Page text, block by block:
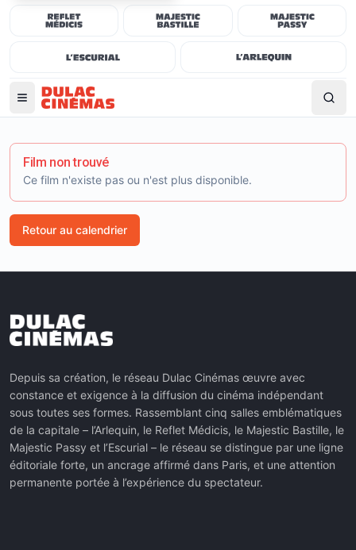
Film non trouvé
Ce film n'existe pas ou n'est plus disponible.
Retour au calendrier
Depuis sa création, le réseau Dulac Cinémas œuvre avec
constance et exigence à la diffusion du cinéma indépendant
sous toutes ses formes. Rassemblant cinq salles emblématiques
de la capitale – l’Arlequin, le Reflet Médicis, le Majestic Bastille, le
Majestic Passy et l’Escurial – le réseau se distingue par une ligne
éditoriale forte, un ancrage affirmé dans Paris, et une attention
permanente portée à l’expérience du spectateur.